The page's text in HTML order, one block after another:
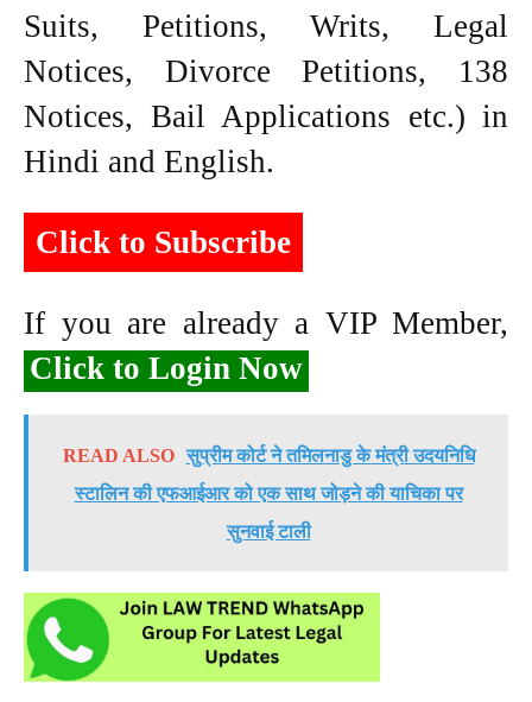
Suits, Petitions, Writs, Legal
Notices, Divorce Petitions, 138
Notices, Bail Applications etc.) in
Hindi and English.
Click to Subscribe
If you are already a VIP Member,
Click to Login Now
READ ALSO सुप्रीम कोर्ट ने तमिलनाडु के मंत्री उदयनिधि
स्टालिन की एफआईआर को एक साथ जोड़ने की याचिका पर
सुनवाई टाली